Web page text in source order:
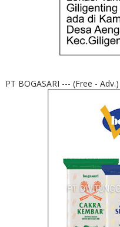
PT BOGASARI --- (Free - Adv.)